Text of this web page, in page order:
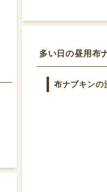
2020/
リピート
ませんが、後月
りがとうございま
多い日の昼用布
布ナプキンの